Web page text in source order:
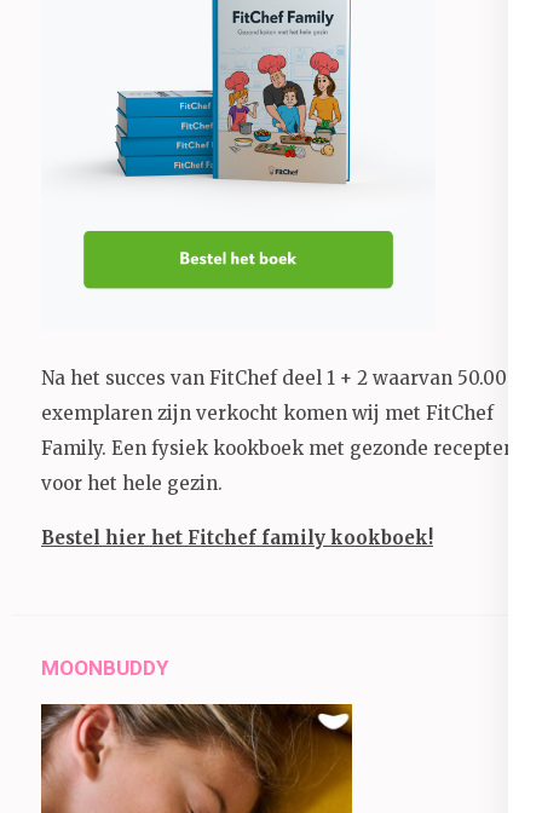
Na het succes van FitChef deel 1 + 2 waarvan 50.000+
exemplaren zijn verkocht komen wij met FitChef
Family. Een fysiek kookboek met gezonde recepten
voor het hele gezin.
Bestel hier het Fitchef family kookboek!
MOONBUDDY